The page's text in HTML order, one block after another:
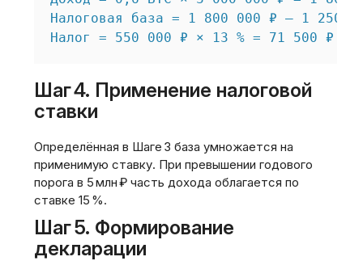
Налоговая база = 1 800 000 ₽ – 1 250
Шаг 4. Применение налоговой
ставки
Определённая в Шаге 3 база умножается на
применимую ставку. При превышении годового
порога в 5 млн ₽ часть дохода облагается по
ставке 15 %.
Шаг 5. Формирование
декларации